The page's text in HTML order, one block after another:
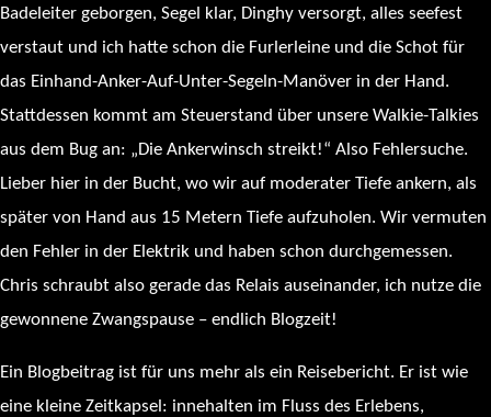
Badeleiter geborgen, Segel klar, Dinghy versorgt, alles seefest
verstaut und ich hatte schon die Furlerleine und die Schot für
das Einhand-Anker-Auf-Unter-Segeln-Manöver in der Hand.
Stattdessen kommt am Steuerstand über unsere Walkie-Talkies
aus dem Bug an: „Die Ankerwinsch streikt!“ Also Fehlersuche.
Lieber hier in der Bucht, wo wir auf moderater Tiefe ankern, als
später von Hand aus 15 Metern Tiefe aufzuholen. Wir vermuten
den Fehler in der Elektrik und haben schon durchgemessen.
Chris schraubt also gerade das Relais auseinander, ich nutze die
gewonnene Zwangspause – endlich Blogzeit!
Ein Blogbeitrag ist für uns mehr als ein Reisebericht. Er ist wie
eine kleine Zeitkapsel: innehalten im Fluss des Erlebens,